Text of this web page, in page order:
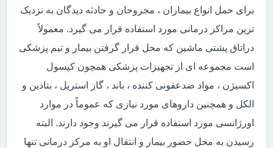
برای حمل انواع بیماران ، مجروحان و حادثه دیدگان به نزدیک
ترین مراکز درمانی مورد استفاده قرار می گیرد. معمولاً
دراتاق پشتی ماشین که محل قرار گرفتن بیمار و تیم پزشکی
است مجموعه ای از تجهیزات پزشکی همچون کپسول
اکسیژن ، مواد ضدعفونی کننده ، باند ، گاز استریل ، بتادین و
الکل و همچنین داروهای مورد نیازی که عموماً در موارد
اورژانسی مورد استفاده قرار می گیرند وجود دارند. البته
رسیدن به محل حضور بیمار و انتقال او به مرکز درمانی تنها